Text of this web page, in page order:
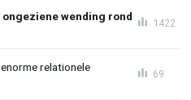
wending rond
1422
relationele
69